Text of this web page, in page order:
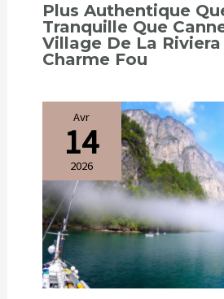
Plus Authentique
Tranquille Que
Village De La
Charme Fou
Avr
14
2026